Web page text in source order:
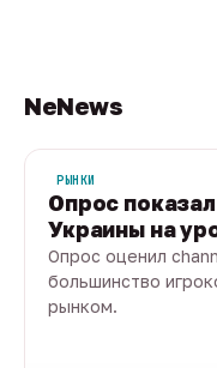
NeNews
РЫНКИ
Опрос
Украины на
Опрос оценил
большинство
рынком.